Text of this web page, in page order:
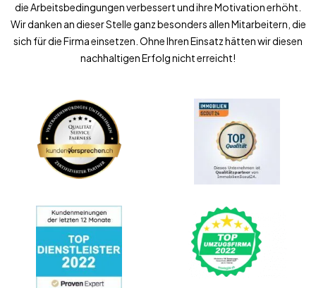
die Arbeitsbedingungen verbessert und ihre Motivation erhöht.
Wir danken an dieser Stelle ganz besonders allen Mitarbeitern, die
sich für die Firma einsetzen. Ohne Ihren Einsatz hätten wir diesen
nachhaltigen Erfolg nicht erreicht!